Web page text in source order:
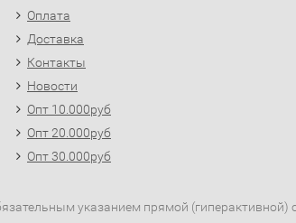
Оплата
Доставка
Контакты
Новости
Опт 10.000руб
Опт 20.000руб
Опт 30.000руб
указанием прямой (гиперактивной)